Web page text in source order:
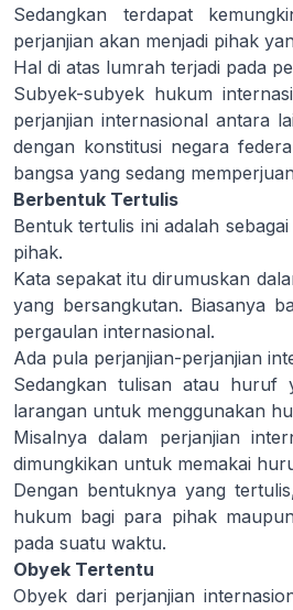
Sedangkan terdapat
perjanjian akan menjadi pihak
Hal di atas lumrah terjadi pada
Subyek-subyek hukum
perjanjian internasional antara
dengan konstitusi negara
bangsa yang sedang
Berbentuk Tertulis
Bentuk tertulis ini adalah
pihak.
Kata sepakat itu dirumuskan
yang bersangkutan. Biasanya
pergaulan internasional.
Ada pula perjanjian-perjanjian
Sedangkan tulisan atau huruf
larangan untuk menggunakan
Misalnya dalam perjanjian
dimungkikan untuk memakai
Dengan bentuknya yang
hukum bagi para pihak
pada suatu waktu.
Obyek Tertentu
Obyek dari perjanjian